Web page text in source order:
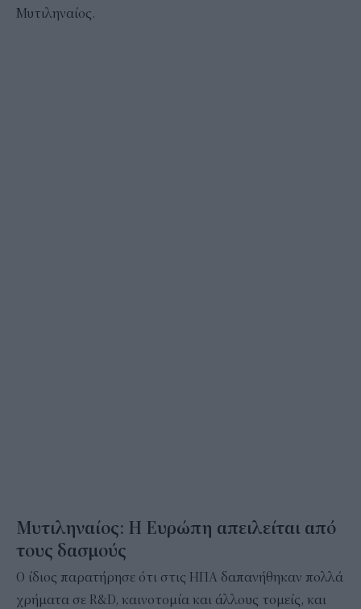
Μυτιληναίος.
Μυτιληναίος: Η Ευρώπη απειλείται από
τους δασμούς
Ο ίδιος παρατήρησε ότι στις ΗΠΑ δαπανήθηκαν πολλά
χρήματα σε R&D, καινοτομία και άλλους τομείς, και